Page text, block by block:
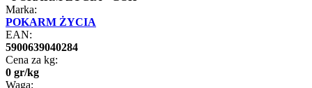
Marka:
POKARM ŻYCIA
EAN:
5900639040284
Cena za kg:
0 gr/kg
Waga: